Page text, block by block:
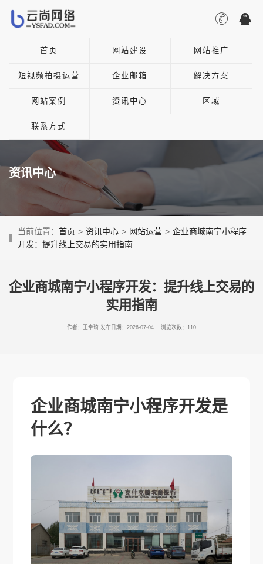
首页 网站建设 网站推广
短视频拍摄运营 企业邮箱 解决方案
网站案例 资讯中心 区域
联系方式
资讯中心
当前位置： 首页 > 资讯中心 > 网站运营 > 企业商城南宁小程序
开发：提升线上交易的实用指南
企业商城南宁小程序开发：提升线上交易的
实用指南
作者：王幸琦 发布日期：2026-07-04 浏览次数：110
企业商城南宁小程序开发是
什么？